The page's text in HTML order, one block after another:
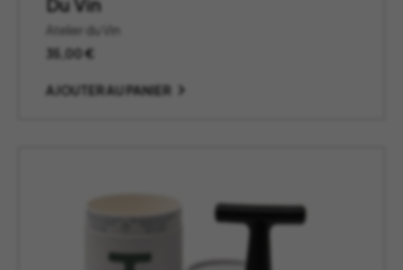
Atelier du Vin
35,00€
AJOUTER AU PANIER